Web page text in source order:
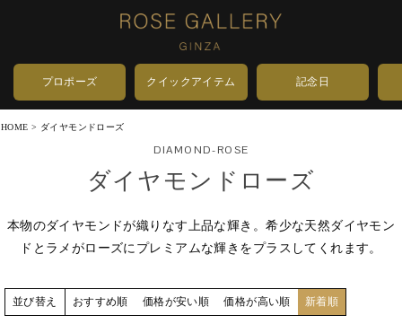
プロポーズ クイックアイテム 記念日
HOME ダイヤモンドローズ
DIAMOND-ROSE
ダイヤモンドローズ
本物のダイヤモンドが織りなす上品な輝き。希少な天然ダイヤモン
ドとラメがローズにプレミアムな輝きをプラスしてくれます。
並び替え おすすめ順 価格が安い順 価格が高い順 新着順